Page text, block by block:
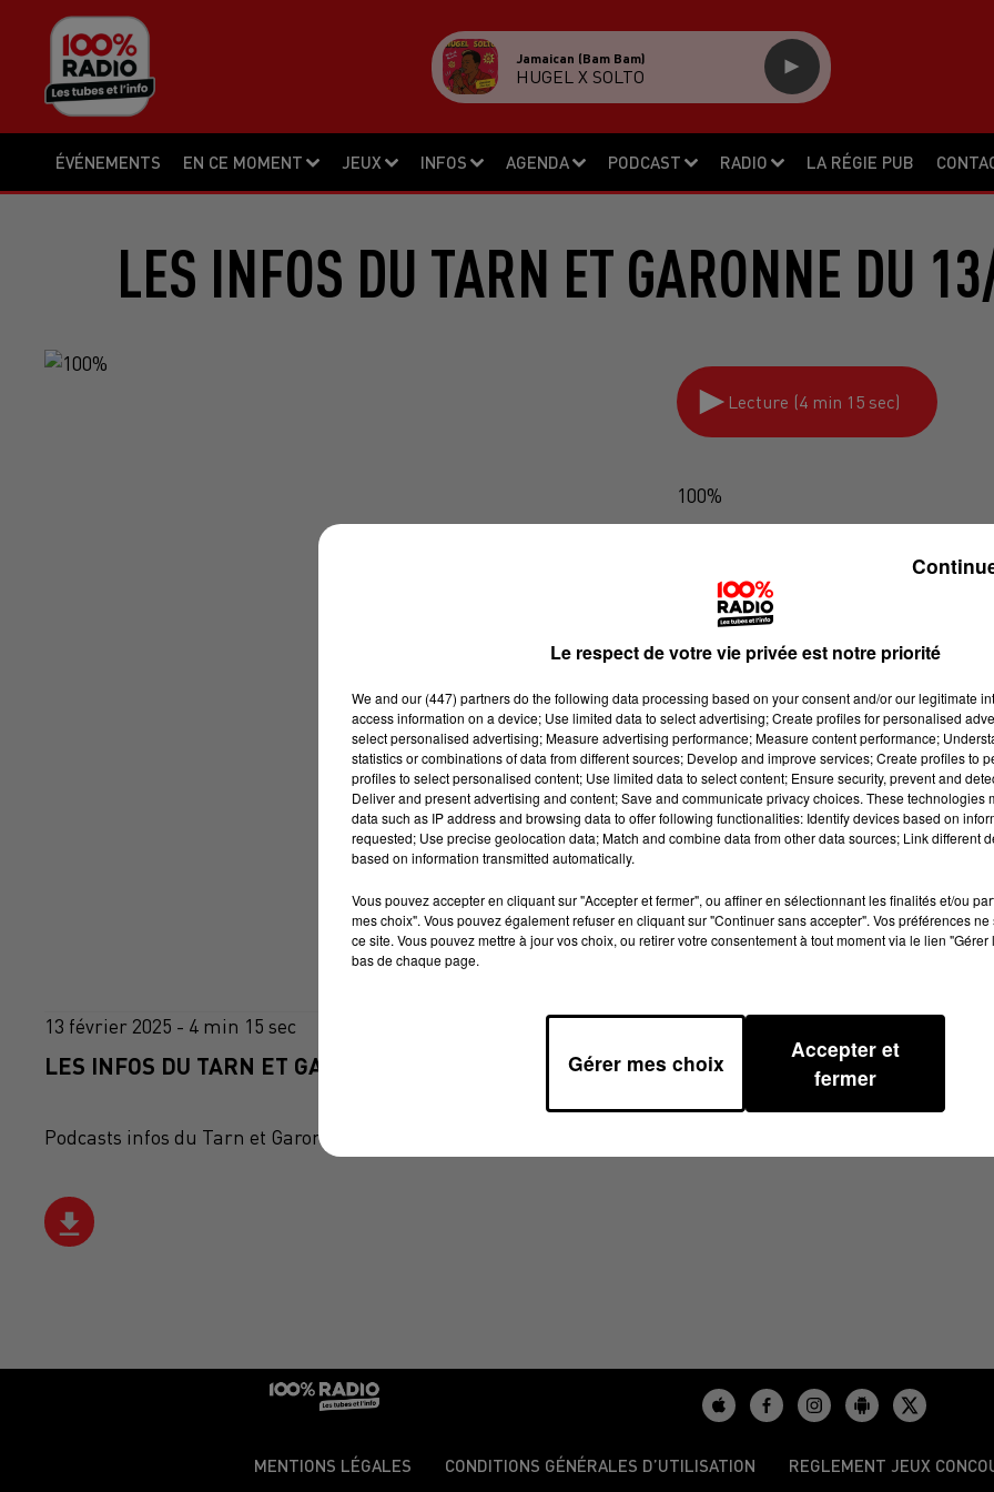
ÉVÉNEMENTS EN CE MOMENT JEUX INFOS AGENDA PODCAST RADIO LA RÉGIE PUB
Jamaican (bam Bam)
HUGEL X SOLTO
LES INFOS DU TARN ET GARONNE DU
Lecture (4 min 15 sec)
100%
13 février 2025 - 4 min 15 sec
LES INFOS DU TARN ET GARONNE DU 13/02/2025 À 17H00
Podcasts infos du Tarn et Garonne
MENTIONS LÉGALES CONDITIONS GÉNÉRALES D’UTILISATION REGLEMENT JEUX
Le respect de votre vie privée est notre priorité
We and our (447) partnersdo the following data processing based on your consent and/or our legitimate
access information on a device; Use limited data to select advertising; Create profiles for personalised
select personalised advertising; Measure advertising performance; Measure content performance;
statistics or combinations of data from different sources; Develop and improve services; Create profiles to
profiles to select personalised content; Use limited data to select content; Ensure security, prevent and
Deliver and present advertising and content; Save and communicate privacy choices. These technologies
data such as IP address and browsing data to offer following functionalities: Identify devices based on
requested; Use precise geolocation data; Match and combine data from other data sources; Link different
based on information transmitted automatically.
Vous pouvez accepter en cliquant sur "Accepter et fermer", ou affiner en sélectionnant les finalités et/ou
mes choix". Vous pouvez également refuser en cliquant sur "Continuer sans accepter". Vos préférences
ce site. Vous pouvez mettre à jour vos choix, ou retirer votre consentement à tout moment via le lien
bas de chaque page.
Gérer mes choix
Accepter et
fermer